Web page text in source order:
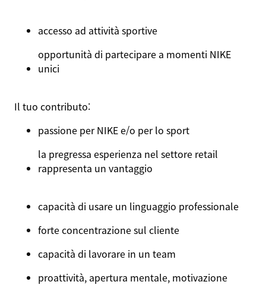
accesso ad attività sportive
opportunità di partecipare a momenti NIKE
unici
Il tuo contributo:
passione per NIKE e/o per lo sport
la pregressa esperienza nel settore retail
rappresenta un vantaggio
capacità di usare un linguaggio professionale
forteconcentrazionesul cliente
capacità di lavorare in un team
proattività, apertura mentale, motivazione